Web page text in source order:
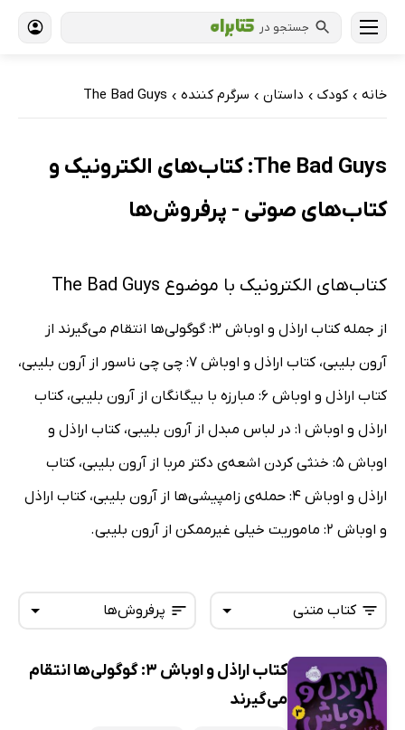
جستجو در
خانه › کودک › داستان › سرگرم کننده ›
The Bad Guys
The Bad Guys: کتاب‌های الکترونیک و
کتاب‌های صوتی - پرفروش‌ها
کتاب‌های الکترونیک با موضوع The Bad Guys
از جمله کتاب اراذل و اوباش 3: گوگولی‌ها انتقام می‌گیرند از
آرون بلیبی، کتاب اراذل و اوباش 7: چی چی ناسور از آرون بلیبی،
کتاب اراذل و اوباش 6: مبارزه با بیگانگان از آرون بلیبی، کتاب
اراذل و اوباش 1: در لباس مبدل از آرون بلیبی، کتاب اراذل و
اوباش 5: خنثی کردن اشعه‌ی دکتر مربا از آرون بلیبی، کتاب
اراذل و اوباش 4: حمله‌ی زامپیشی‌ها از آرون بلیبی، کتاب اراذل
و اوباش 2: ماموریت خیلی غیرممکن از آرون بلیبی.
پرفروش‌ها
تازه‌ها
کتاب متنی
همه کتاب‌ها
کتاب‌های صوتی
کتاب اراذل و اوباش 3: گوگولی‌ها انتقام
می‌گیرند